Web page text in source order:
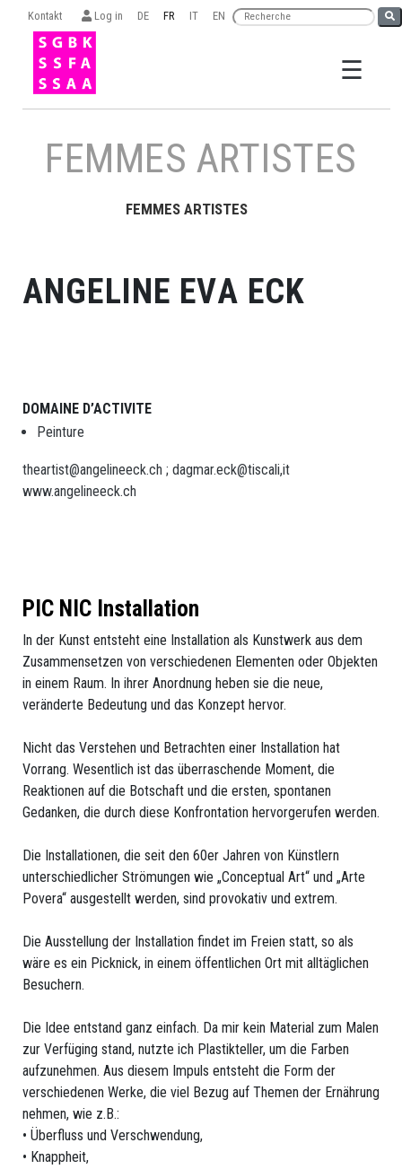
Kontakt Log in DE FR IT EN
☰
FEMMES ARTISTES
×
suisse
Section
Bâle
Zurich
FEMMES
ARTISTES
Femmes
Artistes
Qualité
Membre
Actif
Qualité
Passif
Avantages
ÉVÈNEMENTS
FEMMES ARTISTES
ANGELINE EVA ECK
DOMAINE D’ACTIVITE
Peinture
theartist@angelineeck.ch ; dagmar.eck@tiscali,it
www.angelineeck.ch
PIC NIC Installation
In der Kunst entsteht eine Installation als Kunstwerk aus dem
Zusammensetzen von verschiedenen Elementen oder Objekten
in einem Raum. In ihrer Anordnung heben sie die neue,
veränderte Bedeutung und das Konzept hervor.
Nicht das Verstehen und Betrachten einer Installation hat
Vorrang. Wesentlich ist das überraschende Moment, die
Reaktionen auf die Botschaft und die ersten, spontanen
Gedanken, die durch diese Konfrontation hervorgerufen werden.
Die Installationen, die seit den 60er Jahren von Künstlern
unterschiedlicher Strömungen wie „Conceptual Art“ und „Arte
Povera“ ausgestellt werden, sind provokativ und extrem.
Die Ausstellung der Installation findet im Freien statt, so als
wäre es ein Picknick, in einem öffentlichen Ort mit alltäglichen
Besuchern.
Die Idee entstand ganz einfach. Da mir kein Material zum Malen
zur Verfüging stand, nutzte ich Plastikteller, um die Farben
aufzunehmen. Aus diesem Impuls entsteht die Form der
verschiedenen Werke, die viel Bezug auf Themen der Ernährung
nehmen, wie z.B.:
• Überfluss und Verschwendung,
• Knappheit,